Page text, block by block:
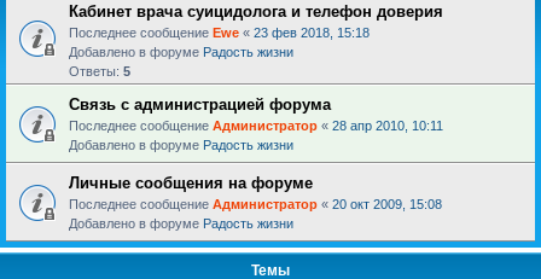
Кабинет врача суицидолога и телефон доверия
Последнее сообщение Ewe « 23 фев 2018, 15:18
Добавлено в форуме Радость жизни
Ответы: 5
Связь с администрацией форума
Последнее сообщение Администратор « 28 апр 2010, 10:11
Добавлено в форуме Радость жизни
Личные сообщения на форуме
Последнее сообщение Администратор « 20 окт 2009, 15:08
Добавлено в форуме Радость жизни
Темы